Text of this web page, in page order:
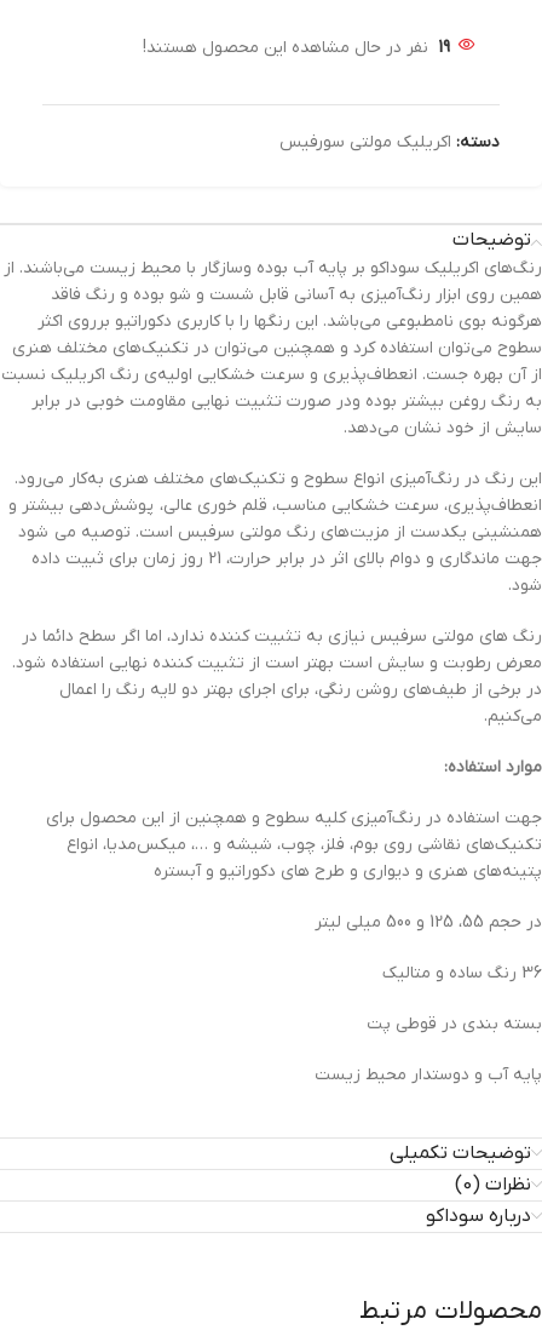
19 نفر در حال مشاهده این محصول هستند!
دسته: اکریلیک مولتی سورفیس
توضیحات
رنگ‌های اکریلیک سوداکو بر پایه آب بوده وسازگار با محیط زیست می‌باشند. از
همین روی ابزار رنگ‌آمیزی به آسانی قابل شست و شو بوده و رنگ فاقد
هرگونه بوی نامطبوعی می‌باشد. این رنگها را با کاربری دکوراتیو برروی اکثر
سطوح می‌توان استفاده کرد و همچنین می‌توان در تکنیک‌های مختلف هنری
از آن بهره جست. انعطاف‌پذیری و سرعت خشکایی اولیه‌ی رنگ اکریلیک نسبت
به رنگ روغن بیشتر بوده ودر صورت تثبیت نهایی مقاومت خوبی در برابر
سایش از خود نشان می‌دهد.
این رنگ در رنگ‌آمیزی انواع سطوح و تکنیک‌های مختلف هنری به‌کار می‌رود.
انعطاف‌پذیری، سرعت خشکایی مناسب، قلم خوری عالی، پوشش‌دهی بیشتر و
همنشینی یکدست از مزیت‌های رنگ مولتی سرفیس است. توصیه می شود
جهت ماندگاری و دوام بالای اثر در برابر حرارت، 21 روز زمان برای ثبیت داده
شود.
رنگ های مولتی سرفیس نیازی به تثبیت کننده ندارد، اما اگر سطح دائما در
معرض رطوبت و سایش است بهتر است از تثبیت کننده نهایی استفاده شود.
در برخی از طیف‌های روشن رنگی، برای اجرای بهتر دو لایه رنگ را اعمال
می‌کنیم.
موارد استفاده:
جهت استفاده در رنگ‌آمیزی کلیه سطوح و همچنین از این محصول برای
تکنیک‌های نقاشی روی بوم، فلز، چوب، شیشه و …، میکس‌مدیا، انواع
پتینه‌های هنری و دیواری و طرح های دکوراتیو و آبستره
در حجم 55، 125 و 500 میلی لیتر
36 رنگ ساده و متالیک
بسته بندی در قوطی پت
پایه آب و دوستدار محیط زیست
توضیحات تکمیلی
نظرات (0)
درباره سوداکو
محصولات مرتبط